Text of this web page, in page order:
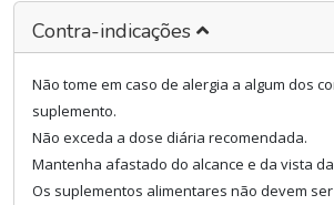
Contra-indicações
Não tome em caso de alergia a algum dos
suplemento.
Não exceda a dose diária recomendada.
Mantenha afastado do alcance e da vista
Os suplementos alimentares não devem